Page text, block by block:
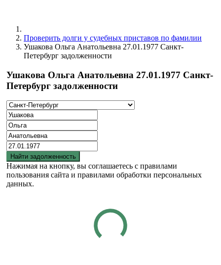
Проверить долги у судебных приставов по фамилии
Ушакова Ольга Анатольевна 27.01.1977 Санкт-
Петербург задолженности
Ушакова Ольга Анатольевна 27.01.1977 Санкт-
Петербург задолженности
Найти задолженность
Нажимая на кнопку, вы соглашаетесь с правилами
пользования сайта и правилами обработки персональных
данных.